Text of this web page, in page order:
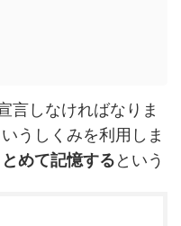
言しなければなりま
いうしくみを利用しま
めて記憶するという